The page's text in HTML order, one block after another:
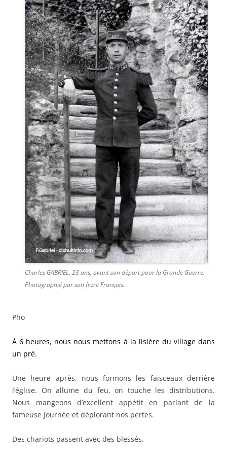
Charles GABRIEL, 23 ans, avant son départ pour la Grande Guerre.
Photographié par son frère François.
Pho
À 6 heures, nous nous mettons à la lisière du village dans
un pré.
Une heure après, nous formons les faisceaux derrière
l’église. On allume du feu, on touche les distributions.
Nous mangeons d’excellent appétit en parlant de la
fameuse journée et déplorant nos pertes.
Des chariots passent avec des blessés.